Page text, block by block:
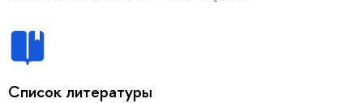
Список литературы